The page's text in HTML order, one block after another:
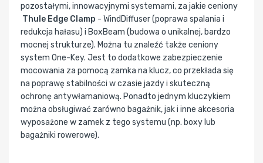
pozostałymi, innowacyjnymi systemami, za jakie ceniony
Thule Edge Clamp - WindDiffuser (poprawa spalania i
redukcja hałasu) i BoxBeam (budowa o unikalnej, bardzo
mocnej strukturze). Można tu znaleźć także ceniony
system One-Key. Jest to dodatkowe zabezpieczenie
mocowania za pomocą zamka na klucz, co przekłada się
na poprawę stabilności w czasie jazdy i skuteczną
ochronę antywłamaniową. Ponadto jednym kluczykiem
można obsługiwać zarówno bagażnik, jak i inne akcesoria
wyposażone w zamek z tego systemu (np. boxy lub
bagażniki rowerowe).